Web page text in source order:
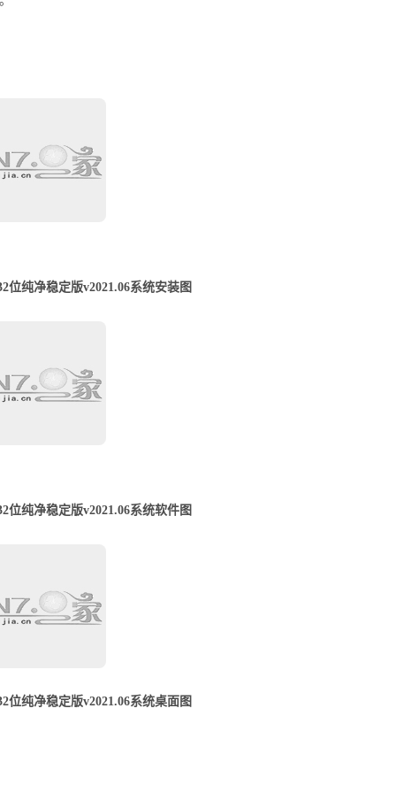
位纯净稳定版v2021.06系统安装图
位纯净稳定版v2021.06系统软件图
位纯净稳定版v2021.06系统桌面图